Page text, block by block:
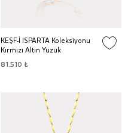
KEŞF-İ ISPARTA Koleksiyonu
Kırmızı Altın Yüzük
81.510 ₺